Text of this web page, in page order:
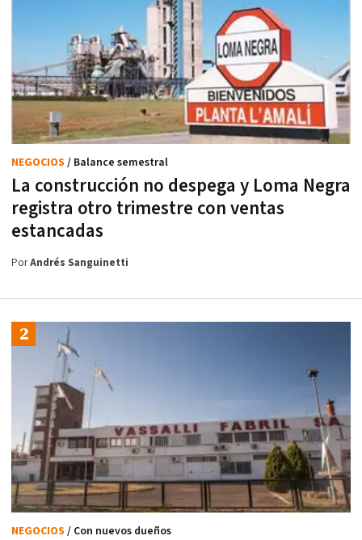
La construcción no despega y Loma Negra
registra otro trimestre con ventas
estancadas
NEGOCIOS / Balance semestral
PorAndrés Sanguinetti
NEGOCIOS / Con nuevos dueños